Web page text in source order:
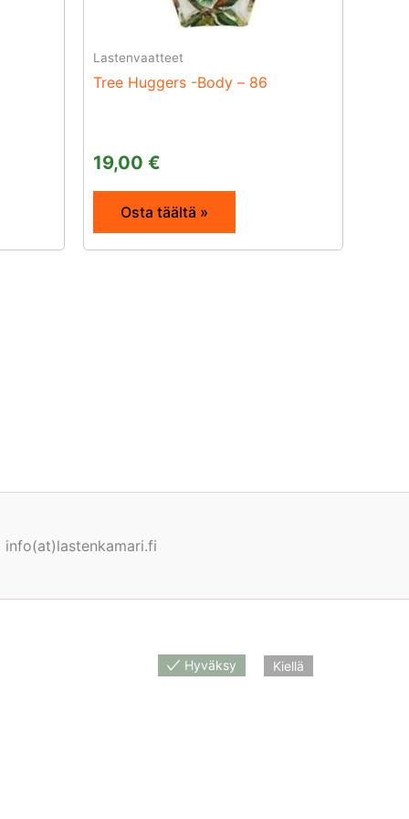
Lastenvaatteet
Tree Huggers -Body – 86
19,00 €
Osta täältä »
info(at)lastenkamari.fi
Hyväksy Kiellä